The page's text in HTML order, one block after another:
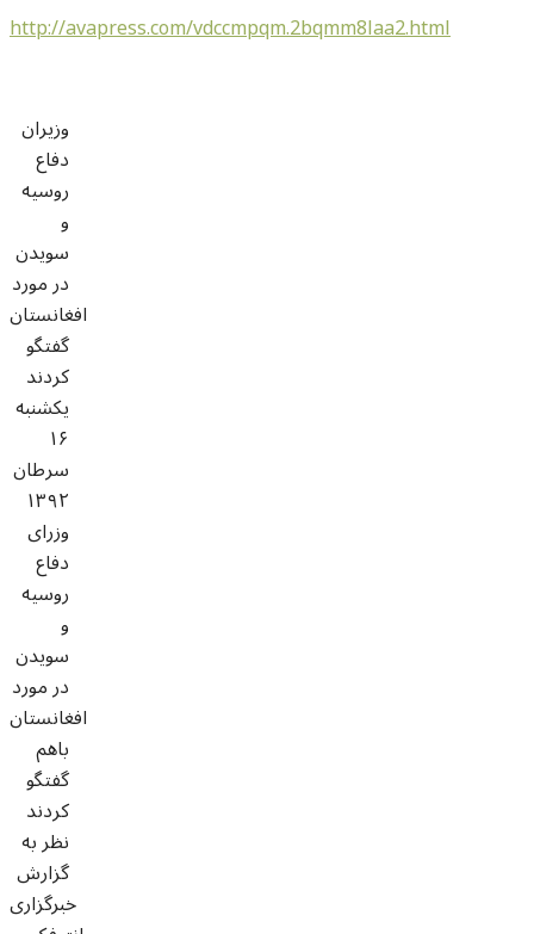
http://avapress.com/vdccmpqm.2bqmm8laa2.html
وزیران
دفاع
روسیه
و
سویدن
در مورد
افغانستان
گفتگو
کردند
یکشنبه
۱۶
سرطان
۱۳۹۲
وزرای
دفاع
روسیه
و
سویدن
در مورد
افغانستان
باهم
گفتگو
کردند
نظر به
گزارش
خبرگزاری